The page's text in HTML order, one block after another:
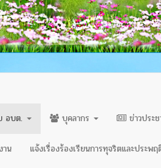
อบต. บุคลากร ข่าวประ
น แจ้งเรื่องร้องเรียนการทุจริตและประพ